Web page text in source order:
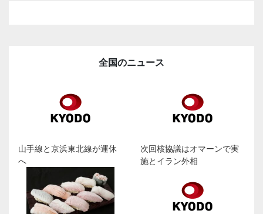
全国のニュース
山手線と京浜東北線が運休
へ
次回核協議はオマーンで実
施とイラン外相